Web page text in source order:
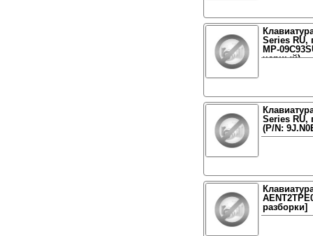
Series RU,
MP-
черный)
Series RU,
(P/N:
разборки]